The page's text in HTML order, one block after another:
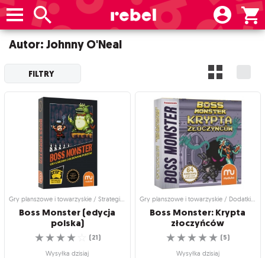
Autor: Johnny O'Neal
FILTRY
Gry planszowe i towarzyskie / Strategiczne gry planszowe
Boss Monster (edycja
polska)
☆
☆
☆
☆ (21)
Wysyłka dzisiaj
Gry planszowe i towarzyskie / Dodatki do gier
Boss Monster: Krypta
złoczyńców
☆
☆
☆
☆
☆ (5)
Wysyłka dzisiaj